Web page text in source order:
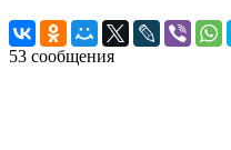
53 сообщения